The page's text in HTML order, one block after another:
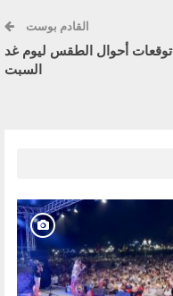
القادم بوست
توقعات أحوال الطقس ليوم غد
السبت